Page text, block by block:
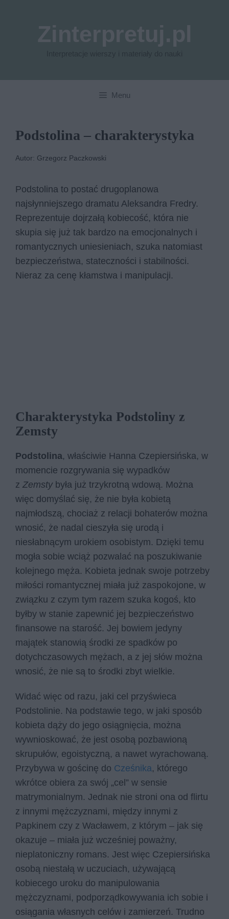
Menu
Podstolina – charakterystyka
Autor: Grzegorz Paczkowski
Podstolina to postać drugoplanowa
najsłynniejszego dramatu Aleksandra Fredry.
Reprezentuje dojrzałą kobiecość, która nie
skupia się już tak bardzo na emocjonalnych i
romantycznych uniesieniach, szuka natomiast
bezpieczeństwa, stateczności i stabilności.
Nieraz za cenę kłamstwa i manipulacji.
Charakterystyka Podstoliny z
Zemsty
Podstolina, właściwie Hanna Czepiersińska, w
momencie rozgrywania się wypadków
z Zemsty była już trzykrotną wdową. Można
więc domyślać się, że nie była kobietą
najmłodszą, chociaż z relacji bohaterów można
wnosić, że nadal cieszyła się urodą i
niesłabnącym urokiem osobistym. Dzięki temu
mogła sobie wciąż pozwalać na poszukiwanie
kolejnego męża. Kobieta jednak swoje potrzeby
miłości romantycznej miała już zaspokojone, w
związku z czym tym razem szuka kogoś, kto
byłby w stanie zapewnić jej bezpieczeństwo
finansowe na starość. Jej bowiem jedyny
majątek stanowią środki ze spadków po
dotychczasowych mężach, a z jej słów można
wnosić, że nie są to środki zbyt wielkie.
Widać więc od razu, jaki cel przyświeca
Podstolinie. Na podstawie tego, w jaki sposób
kobieta dąży do jego osiągnięcia, można
wywnioskować, że jest osobą pozbawioną
skrupułów, egoistyczną, a nawet wyrachowaną.
Przybywa w gościnę do Cześnika, którego
wkrótce obiera za swój „cel” w sensie
matrymonialnym. Jednak nie stroni ona od flirtu
z innymi mężczyznami, między innymi z
Papkinem czy z Wacławem, z którym – jak się
okazuje – miała już wcześniej poważny,
nieplatoniczny romans. Jest więc Czepiersińska
osobą niestałą w uczuciach, używającą
kobiecego uroku do manipulowania
mężczyznami, podporządkowywania ich sobie i
osiągania własnych celów i zamierzeń. Trudno